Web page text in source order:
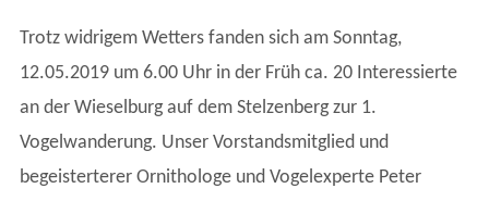
Trotz widrigem Wetters fanden sich am Sonntag,
12.05.2019 um 6.00 Uhr in der Früh ca. 20 Interessierte
an der Wieselburg auf dem Stelzenberg zur 1.
Vogelwanderung. Unser Vorstandsmitglied und
begeisterterer Ornithologe und Vogelexperte Peter